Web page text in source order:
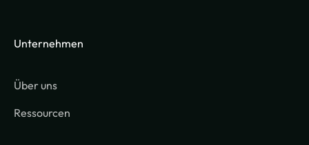
Unternehmen
Über uns
Ressourcen